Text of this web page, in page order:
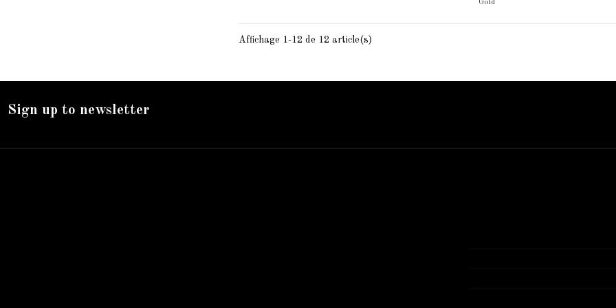
Gold
Affichage 1-12 de 12 article(s)
Sign up to newsletter